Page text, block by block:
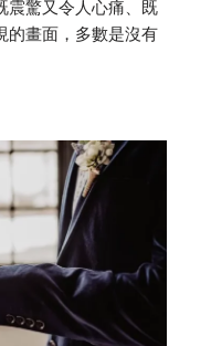
震驚又令人心痛、既
的畫面，多數是沒有